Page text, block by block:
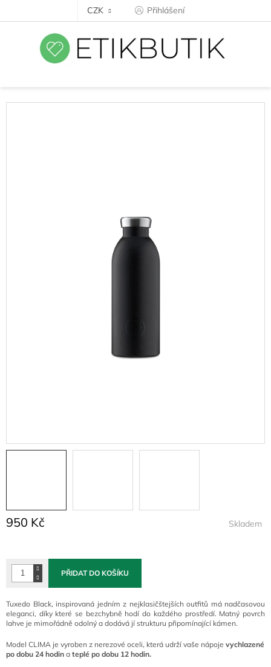
CZK Přihlášení
950 Kč Skladem
PŘIDAT DO KOŠÍKU
Tuxedo Black, inspirovaná jedním z nejklasičštejších outfitů má nadčasovou
eleganci, díky které se bezchybně hodí do každého prostředí. Matný povrch
lahve je mimořádně odolný a dodává jí strukturu připomínající kámen.
Model CLIMA je vyroben z nerezové oceli, která udrží vaše nápoje vychlazené
po dobu 24 hodin a teplé po dobu 12 hodin.